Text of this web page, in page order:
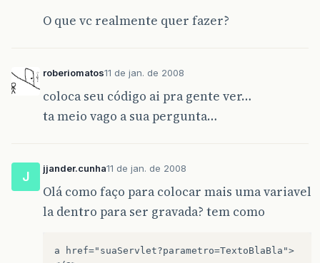
O que vc realmente quer fazer?
roberiomatos11 de jan. de 2008
coloca seu código ai pra gente ver…
ta meio vago a sua pergunta…
J
jjander.cunha11 de jan. de 2008
Olá como faço para colocar mais uma variavel
la dentro para ser gravada? tem como
a href="suaServlet?parametro=TextoBlaBla">